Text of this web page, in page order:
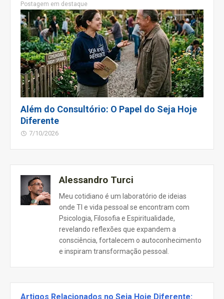
Postagem em destaque
Além do Consultório: O Papel do Seja Hoje
Diferente
7/10/2026
Alessandro Turci
Meu cotidiano é um laboratório de ideias
onde TI e vida pessoal se encontram com
Psicologia, Filosofia e Espiritualidade,
revelando reflexões que expandem a
consciência, fortalecem o autoconhecimento
e inspiram transformação pessoal.
Artigos Relacionados no Seja Hoje Diferente: